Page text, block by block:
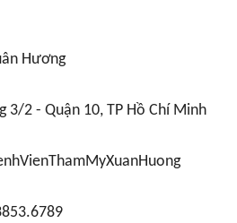
Hương
3/2 - Quận 10, TP Hồ Chí Minh